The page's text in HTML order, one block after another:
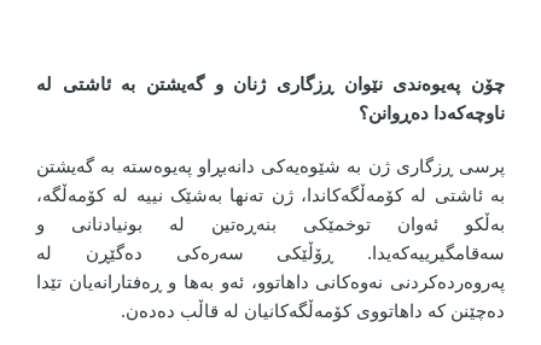
چۆن پەیوەندی نێوان ڕزگاری ژنان و گەیشتن بە ئاشتی لە
ناوچەکەدا دەڕوانن؟
پرسی ڕزگاری ژن بە شێوەیەکی دانەبڕاو پەیوەستە بە گەیشتن
بە ئاشتی لە کۆمەڵگەکاندا، ژن تەنها بەشێک نییە لە کۆمەڵگە،
بەڵکو ئەوان توخمێکی بنەڕەتین لە بونیادنانی و
سەقامگیرییەکەیدا. ڕۆڵێکی سەرەکی دەگێڕن لە
پەروەردەکردنی نەوەکانی داهاتوو، ئەو بەها و ڕەفتارانەیان تێدا
دەچێنن کە داهاتووی کۆمەڵگەکانیان لە قاڵب دەدەن.